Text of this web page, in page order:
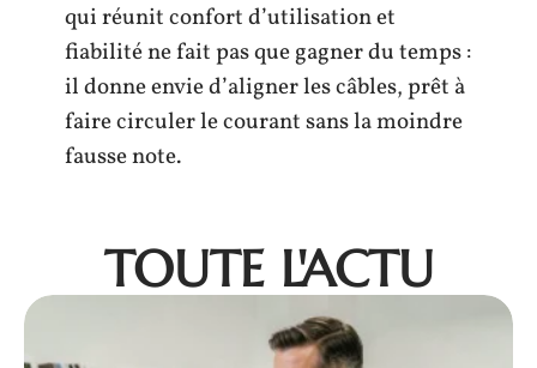
qui réunit confort d’utilisation et
fiabilité ne fait pas que gagner du temps :
il donne envie d’aligner les câbles, prêt à
faire circuler le courant sans la moindre
fausse note.
TOUTE L'ACTU